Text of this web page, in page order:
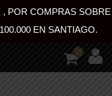
, POR COMPRAS SOBRE
EN SANTIAGO.
0